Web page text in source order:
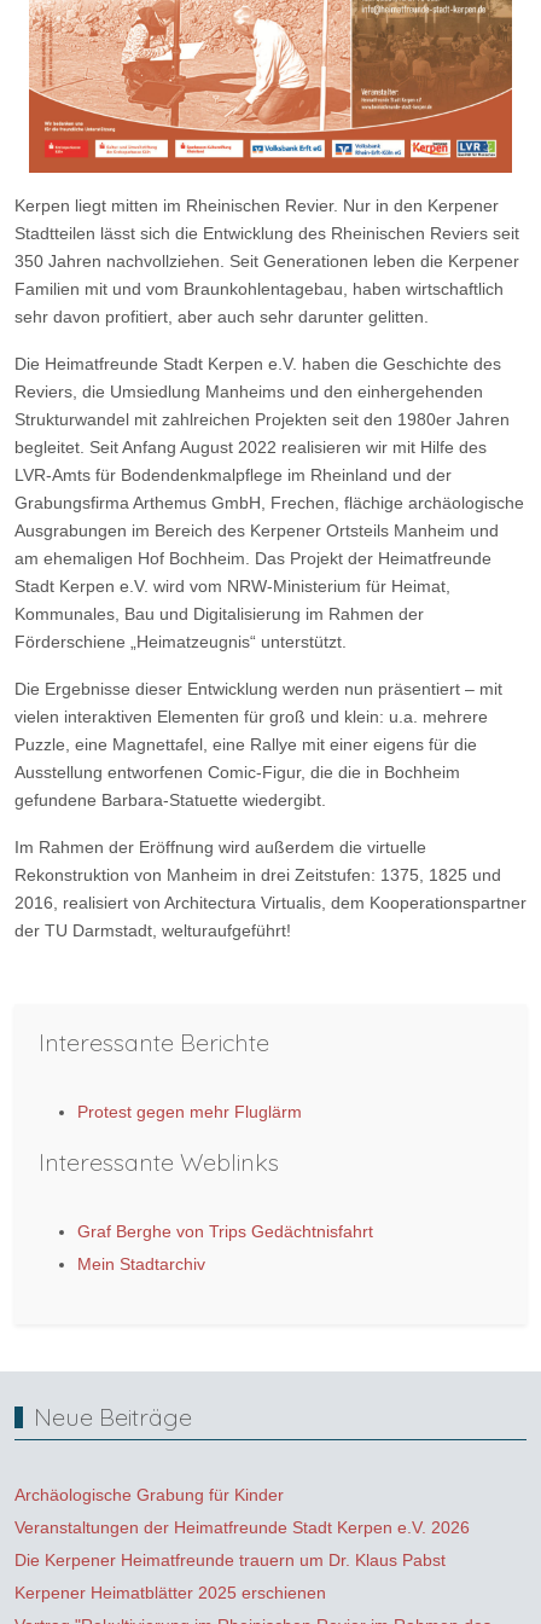
Kerpen liegt mitten im Rheinischen Revier. Nur in den Kerpener
Stadtteilen lässt sich die Entwicklung des Rheinischen Reviers seit
350 Jahren nachvollziehen. Seit Generationen leben die Kerpener
Familien mit und vom Braunkohlentagebau, haben wirtschaftlich
sehr davon profitiert, aber auch sehr darunter gelitten.
Die Heimatfreunde Stadt Kerpen e.V. haben die Geschichte des
Reviers, die Umsiedlung Manheims und den einhergehenden
Strukturwandel mit zahlreichen Projekten seit den 1980er Jahren
begleitet. Seit Anfang August 2022 realisieren wir mit Hilfe des
LVR-Amts für Bodendenkmalpflege im Rheinland und der
Grabungsfirma Arthemus GmbH, Frechen, flächige archäologische
Ausgrabungen im Bereich des Kerpener Ortsteils Manheim und
am ehemaligen Hof Bochheim. Das Projekt der Heimatfreunde
Stadt Kerpen e.V. wird vom NRW-Ministerium für Heimat,
Kommunales, Bau und Digitalisierung im Rahmen der
Förderschiene „Heimatzeugnis“ unterstützt.
Die Ergebnisse dieser Entwicklung werden nun präsentiert – mit
vielen interaktiven Elementen für groß und klein: u.a. mehrere
Puzzle, eine Magnettafel, eine Rallye mit einer eigens für die
Ausstellung entworfenen Comic-Figur, die die in Bochheim
gefundene Barbara-Statuette wiedergibt.
Im Rahmen der Eröffnung wird außerdem die virtuelle
Rekonstruktion von Manheim in drei Zeitstufen: 1375, 1825 und
2016, realisiert von Architectura Virtualis, dem Kooperationspartner
der TU Darmstadt, welturaufgeführt!
Interessante Berichte
Protest gegen mehr Fluglärm
Interessante Weblinks
Graf Berghe von Trips Gedächtnisfahrt
Mein Stadtarchiv
Neue Beiträge
Archäologische Grabung für Kinder
Veranstaltungen der Heimatfreunde Stadt Kerpen e.V. 2026
Die Kerpener Heimatfreunde trauern um Dr. Klaus Pabst
Kerpener Heimatblätter 2025 erschienen